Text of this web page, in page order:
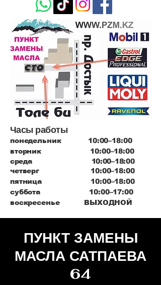
Часы работы
понедельник 10:00–18:00
вторник 10:00–18:00
среда 10:00–18:00
четверг 10:00–18:00
пятница 10:00–18:00
суббота 10:00–17:00
воскресенье ВЫХОДНОЙ
ПУНКТ ЗАМЕНЫ
МАСЛА САТПАЕВА
64